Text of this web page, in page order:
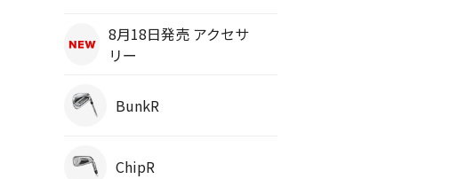
8月18日発売 アクセサ
リー
BunkR
ChipR